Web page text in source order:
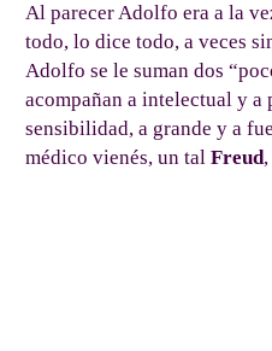
Al parecer Adolfo era a la
todo, lo dice todo, a veces
Adolfo se le suman dos
acompañan a intelectual y a
sensibilidad, a grande y a
médico vienés, un tal Freud